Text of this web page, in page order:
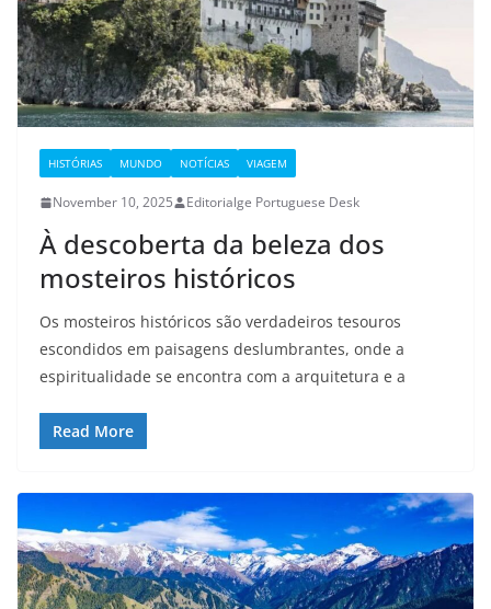
HISTÓRIAS MUNDO NOTÍCIAS VIAGEM
November 10, 2025 Editorialge Portuguese Desk
À descoberta da beleza dos
mosteiros históricos
Os mosteiros históricos são verdadeiros tesouros
escondidos em paisagens deslumbrantes, onde a
espiritualidade se encontra com a arquitetura e a
Read More